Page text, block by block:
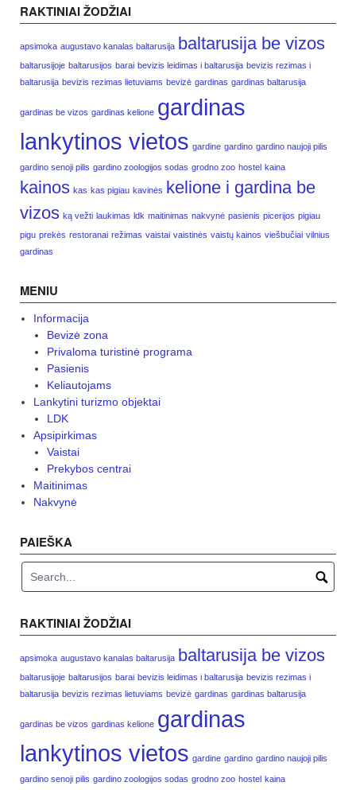
RAKTINIAI ŽODŽIAI
apsimoka augustavo kanalas baltarusija baltarusija be vizos
baltarusijoje baltarusijos barai bevizis leidimas i baltarusija bevizis rezimas i
baltarusija bevizis rezimas lietuviams bevizė gardinas gardinas baltarusija
gardinas be vizos gardinas kelione gardinas
lankytinos vietos gardine gardino gardino naujoji pilis
gardino senoji pilis gardino zoologijos sodas grodno zoo hostel kaina
kainos kas kas pigiau kavinės kelione i gardina be
vizos ką vežti laukimas ldk maitinimas nakvynė pasienis picerijos pigiau
pigu prekės restoranai režimas vaistai vaistinės vaistų kainos viešbučiai vilnius
gardinas
MENIU
Informacija
Bevizė zona
Privaloma turistinė programa
Pasienis
Keliautojams
Lankytini turizmo objektai
LDK
Apsipirkimas
Vaistai
Prekybos centrai
Maitinimas
Nakvynė
PAIEŠKA
RAKTINIAI ŽODŽIAI
apsimoka augustavo kanalas baltarusija baltarusija be vizos
baltarusijoje baltarusijos barai bevizis leidimas i baltarusija bevizis rezimas i
baltarusija bevizis rezimas lietuviams bevizė gardinas gardinas baltarusija
gardinas be vizos gardinas kelione gardinas
lankytinos vietos gardine gardino gardino naujoji pilis
gardino senoji pilis gardino zoologijos sodas grodno zoo hostel kaina